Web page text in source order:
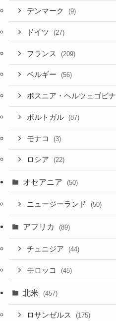
デンマーク (9)
ドイツ (27)
フランス (209)
ベルギー (56)
ボスニア・ヘルツェゴビナ
ポルトガル (87)
モナコ (3)
ロシア (22)
オセアニア (50)
ニュージーランド (50)
アフリカ (89)
チュニジア (44)
モロッコ (45)
北米 (457)
ロサンゼルス (175)